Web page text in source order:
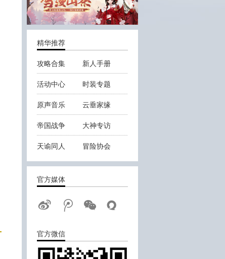
精华推荐
攻略合集 新人手册
活动中心 时装专题
原声音乐 云垂家缘
帝国战争 大神专访
天谕同人 冒险协会
云垂战报
官方媒体
官方微信